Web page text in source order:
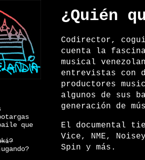
que
¿Quién
Codirector,
cuenta la
musical
entrevistas con
productores
algunos de sus
generación de
El documental
Vice, NME,
Spin y más.